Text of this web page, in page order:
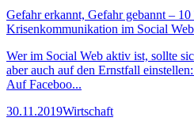
Gefahr erkannt, Gefahr gebannt –
Krisenkommunikation im Social Web
Wer im Social Web aktiv ist, sollte
aber auch auf den Ernstfall
Auf Faceboo...
30.11.2019Wirtschaft